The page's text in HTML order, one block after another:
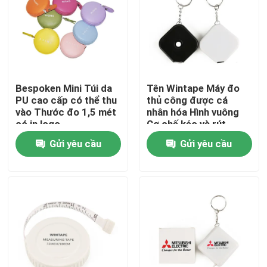
Tham quan nhà máy
Liên hệ chúng tôi
Yêu cầu báo giá
Băng đo laser
Đo băng may cá nhân
Bespoken Mini Túi da
PU cao cấp có thể thu
vào Thước đo 1,5 mét
có in logo
Gửi yêu cầu
Tên Wintape Máy đo
thủ công được cá
nhân hóa Hình vuông
Cơ chế kéo và rút
mượt mà Các biện
pháp Băng có móc
khóa
Gửi yêu cầu